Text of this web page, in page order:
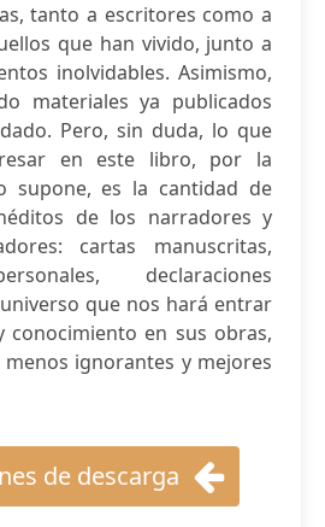
tanto a escritores como a
que han vivido, junto a
inolvidables. Asimismo,
materiales ya publicados
Pero, sin duda, lo que
en este libro, por la
supone, es la cantidad de
de los narradores y
cartas manuscritas,
declaraciones
que nos hará entrar
conocimiento en sus obras,
ignorantes y mejores
de descarga